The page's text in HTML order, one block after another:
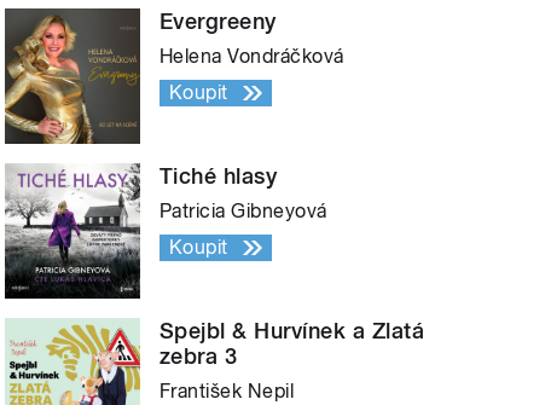
Evergreeny
Helena Vondráčková
Koupit
Tiché hlasy
Patricia Gibneyová
Koupit
Spejbl & Hurvínek a Zlatá
zebra 3
František Nepil